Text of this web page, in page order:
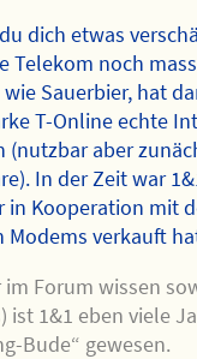
dich etwas
Telekom noch
Sauerbier, hat
T-Online echte
(nutzbar aber
In der Zeit war
in Kooperation mit
Modems verkauft
im Forum wissen
ist 1&1 eben viele
Bude“ gewesen.